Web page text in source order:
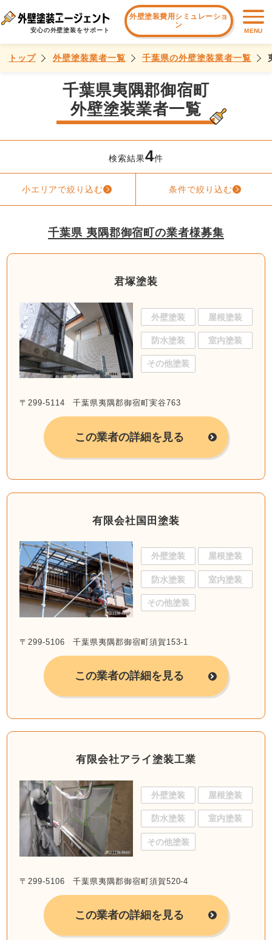
安心の外壁塗装をサポート
外壁塗装費用シミュレーショ
ン
MENU
トップ 外壁塗装業者一覧 千葉県の外壁塗装業者一覧
千葉県夷隅郡御宿町
外壁塗装業者一覧
検索結果4件
小エリアで絞り込む 条件で絞り込む
千葉県 夷隅郡御宿町の業者様募集
君塚塗装
外壁塗装 屋根塗装
防水塗装 室内塗装
その他塗装
〒299-5114 千葉県夷隅郡御宿町実谷763
この業者の詳細を見る
有限会社国田塗装
外壁塗装 屋根塗装
防水塗装 室内塗装
その他塗装
〒299-5106 千葉県夷隅郡御宿町須賀153-1
この業者の詳細を見る
有限会社アライ塗装工業
外壁塗装 屋根塗装
防水塗装 室内塗装
その他塗装
〒299-5106 千葉県夷隅郡御宿町須賀520-4
この業者の詳細を見る